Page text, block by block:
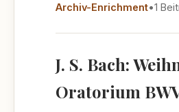
Archiv-Enrichment•1
J. S. Bach:
Oratorium